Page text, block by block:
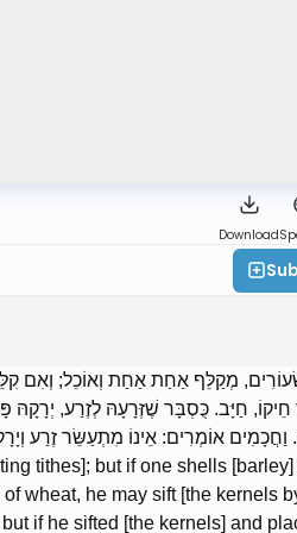
Download
מְקַלֵּף אַחַת אַחַת וְאוֹכֵל; וְאִם
חֵיקוֹ, חַיָּב. כֻּסְבָּר שֶׁזְּרָעָהּ לְזֶרַע,
וַחֲכָמִים אוֹמְרִים: אֵינוֹ מִתְעַשֵּׂר זֶרַע
tithes]; but if one shells [barley]
wheat, he may sift [the kernels
if he sifted [the kernels] and